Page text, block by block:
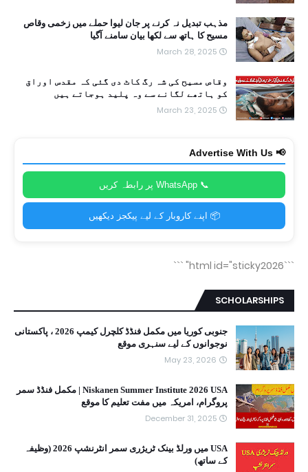
مذہب تبدیل نہ کرنے پر جان لیوا حملے میں زخمی وقاص
مسیح کا ہاتھ سے لکھا بیان سامنے آگیا
March 28, 2025
وقاص مسیح کی شہ رگ کاٹ دی گئی کہ مقدس اوراق
کو ہاتھے لگانے سے وہ پلید ہوجاتے ہیں
March 23, 2025
📢 Advertise With Us
📞 WhatsApp پر رابطہ کریں
📦 اپنے کاروبار کے لیے پیکجز دیکھیں
```html id="sticky2026"
```
SCHOLARSHIPS
جنوبی کوریا میں مکمل فنڈڈ کلچرل کیمپ 2026 ، پاکستانی
نوجوانوں کے لیے سنہری موقع
May 23, 2026
Niskanen Summer Institute 2026 USA | مکمل فنڈڈ سمر
پروگرام، امریکہ میں مفت تعلیم کا موقع
December 31, 2025
USA میں ورلڈ بینک ٹریژری سمر انٹرنشپ 2026 (وظیفہ
کے ساتھ)